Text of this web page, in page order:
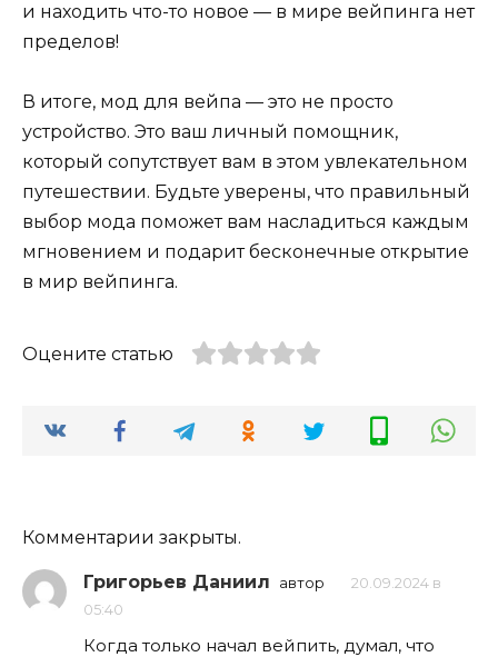
и находить что-то новое — в мире вейпинга нет
пределов!
В итоге, мод для вейпа — это не просто
устройство. Это ваш личный помощник,
который сопутствует вам в этом увлекательном
путешествии. Будьте уверены, что правильный
выбор мода поможет вам насладиться каждым
мгновением и подарит бесконечные открытие
в мир вейпинга.
Оцените статью
Комментарии закрыты.
Григорьев Даниил автор
20.09.2024 в
05:40
Когда только начал вейпить, думал, что